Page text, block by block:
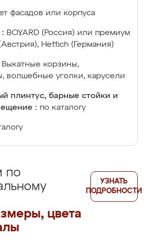
фасадов или корпуса
BOYARD (Россия) или премиум
Hettich (Германия)
Выкатные корзины,
волшебные уголки, карусели
плинтус, барные стойки и
: по каталогу
по
цвета
УЗНАТЬ
ПОДРОБНОСТИ